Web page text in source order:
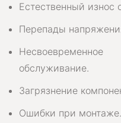
Естественный износ
Перепады
обслуживание.
Загрязнение
Ошибки при монтаже.